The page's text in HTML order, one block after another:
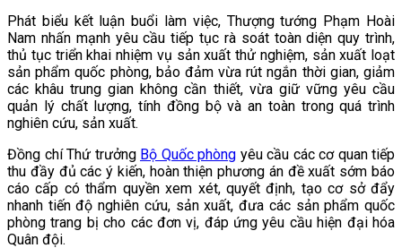
Phát biểu kết luận buổi làm việc, Thượng tướng Phạm Hoài
Nam nhấn mạnh yêu cầu tiếp tục rà soát toàn diện quy trình,
thủ tục triển khai nhiệm vụ sản xuất thử nghiệm, sản xuất loạt
sản phẩm quốc phòng, bảo đảm vừa rút ngắn thời gian, giảm
các khâu trung gian không cần thiết, vừa giữ vững yêu cầu
quản lý chất lượng, tính đồng bộ và an toàn trong quá trình
nghiên cứu, sản xuất.
Đồng chí Thứ trưởng Bộ Quốc phòng yêu cầu các cơ quan tiếp
thu đầy đủ các ý kiến, hoàn thiện phương án đề xuất sớm báo
cáo cấp có thẩm quyền xem xét, quyết định, tạo cơ sở đẩy
nhanh tiến độ nghiên cứu, sản xuất, đưa các sản phẩm quốc
phòng trang bị cho các đơn vị, đáp ứng yêu cầu hiện đại hóa
Quân đội.